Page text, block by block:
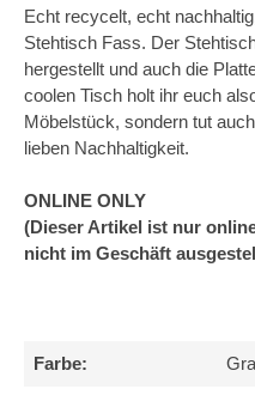
Echt recycelt, echt
Stehtisch Fass. Der
hergestellt und auch die
coolen Tisch holt ihr euch
Möbelstück, sondern tut
lieben Nachhaltigkeit.
ONLINE ONLY
(Dieser Artikel ist nur
nicht im Geschäft
Farbe: